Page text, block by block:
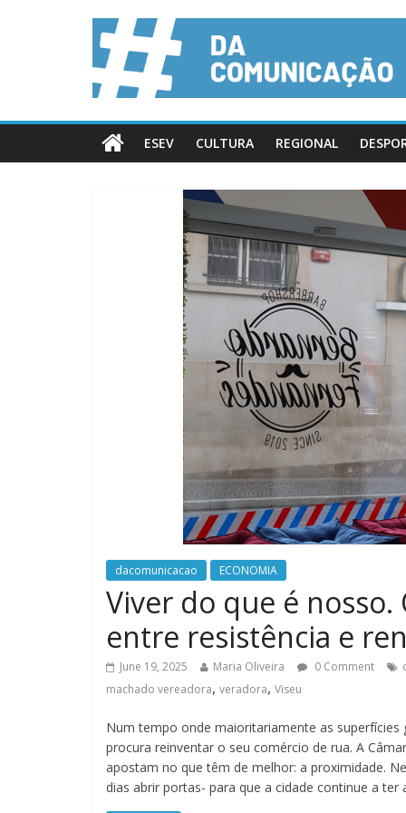
ESEV CULTURA REGIONAL
dacomunicacao ECONOMIA
Viver do que é
entre resistência e
June 19, 2025 Maria Oliveira 0 Comment
machado vereadora, veradora, Viseu
Num tempo onde maioritariamente as
procura reinventar o seu comércio de rua. A
apostam no que têm de melhor: a proximidade.
dias abrir portas- para que a cidade continue a ter